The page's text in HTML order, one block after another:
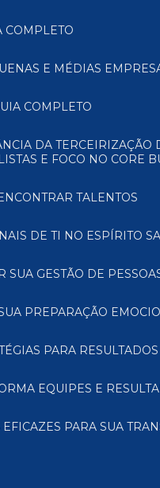
COMPLETO
E MÉDIAS
COMPLETO
E FOCO NO CORE
TALENTOS
DE TI NO ESPÍRITO
SUA GESTÃO DE
PREPARAÇÃO
PARA
EQUIPES E
PARA SUA